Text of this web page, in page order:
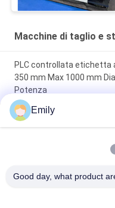
Macchine di taglio e
PLC controllata etichetta
350 mm Max 1000 mm
Potenza
400m/min Max Speed Die
un'elevata precisione ed
Diametro massimo di
Emily
Good day, what product